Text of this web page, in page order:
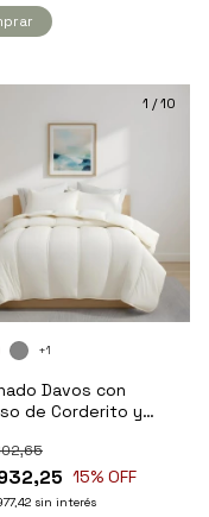
1 /10
Davos con
de Corderito y
15% OFF
sin interés
+1